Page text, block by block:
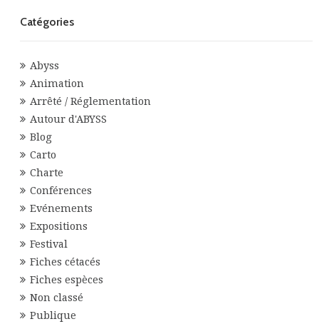
Catégories
Abyss
Animation
Arrêté / Réglementation
Autour d'ABYSS
Blog
Carto
Charte
Conférences
Evénements
Expositions
Festival
Fiches cétacés
Fiches espèces
Non classé
Publique